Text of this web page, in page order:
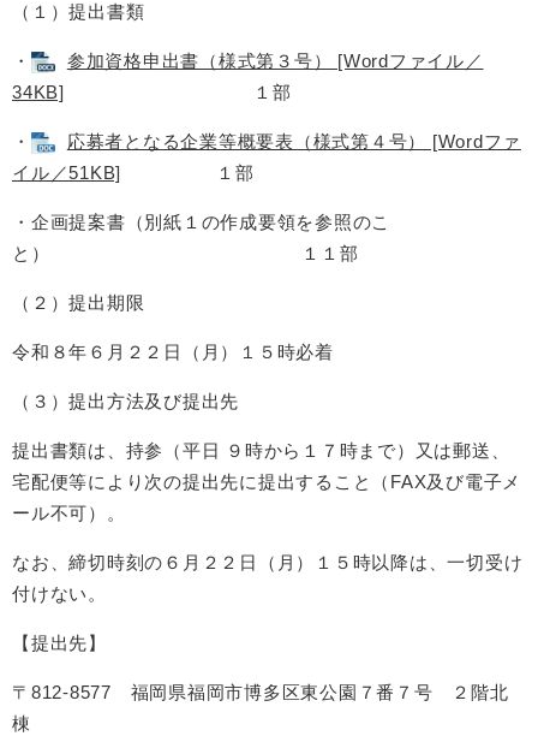
（１）提出書類
・
参加資格申出書（様式第３号） [Wordファイル／
34KB]
１部
・
応募者となる企業等概要表（様式第４号） [Wordファ
イル／51KB]
１部
・企画提案書（別紙１の作成要領を参照のこ
と） １１部
（２）提出期限
令和８年６月２２日（月）１５時必着
（３）提出方法及び提出先
提出書類は、持参（平日 ９時から１７時まで）又は郵送、
宅配便等により次の提出先に提出すること（FAX及び電子メ
ール不可）。
なお、締切時刻の６月２２日（月）１５時以降は、一切受け
付けない。
【提出先】
〒812-8577 福岡県福岡市博多区東公園７番７号 ２階北
棟